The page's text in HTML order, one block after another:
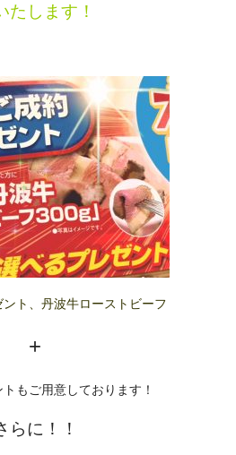
たします！
ト、丹波牛ローストビーフ
+
もご用意しております！
らに！！